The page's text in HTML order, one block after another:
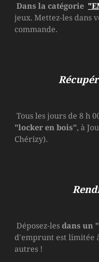
Dans la catégorie
jeux. Mettez-les dans
commande.
Tous les jours de 8 h
"locker en bois", à
Chérizy).
Déposez-lesdans un
d'emprunt est limitée
autres !